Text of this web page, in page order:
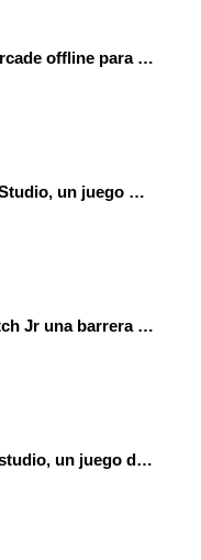
Instala MakeCode Arcade offline para programar grandes juegos sin necesidad de Internet
Programa con OctoStudio, un juego de disparos contra Zombies con un cargador basado en el House of the dead
Programa con Scratch Jr una barrera que se desplaza para dar sensación de movimiento
Programa con Octostudio, un juego de Educación Víal cruzando un paso de cebra.